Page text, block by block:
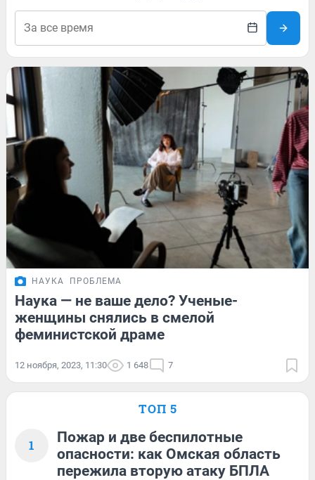
НАУКА ПРОБЛЕМА
Наука — не ваше дело? Ученые-
женщины снялись в смелой
феминистской драме
12 ноября, 2023, 11:30 1 648 7
ТОП 5
1
Пожар и две беспилотные
опасности: как Омская область
пережила вторую атаку БПЛА